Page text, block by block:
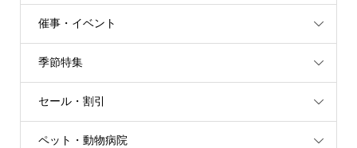
催事・イベント
季節特集
セール・割引
ペット・動物病院